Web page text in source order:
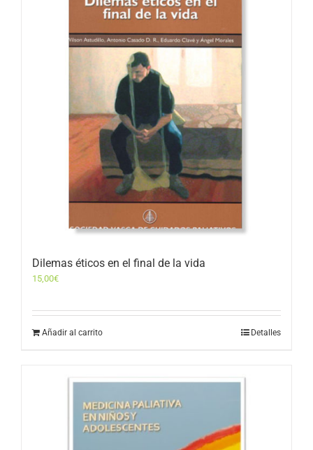
Dilemas éticos en el final de la vida
15,00€
Añadir al carrito Detalles